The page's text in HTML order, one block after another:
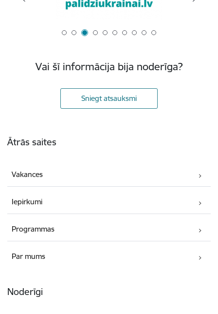
Vai šī informācija bija noderīga?
Sniegt atsauksmi
Ātrās saites
Vakances
Iepirkumi
Programmas
Par mums
Noderīgi